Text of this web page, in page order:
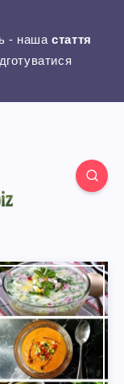
- нашастаття